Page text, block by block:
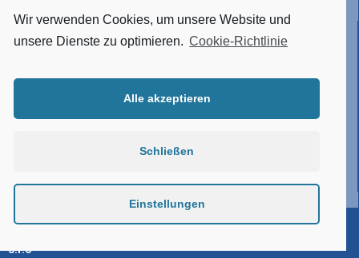
Anderes Lichtdesign
• RGBW
• Verbindungssystem
s.r.o
Wir verwenden Cookies, um unsere Website und
unsere Dienste zu optimieren. Cookie-Richtlinie
Alle akzeptieren
Schließen
Einstellungen